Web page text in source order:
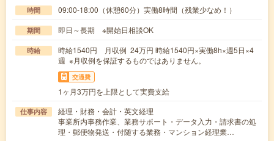
時間 09:00-18:00（休憩60分）実働8時間（残業少なめ！）
期間 即日～長期 ※開始日相談OK
時給
時給1540円 月収例 24万円 時給1540円×実働8h×週5日×4
週 ※月収例を保証するものではありません。
交通費
1ヶ月3万円を上限として実費支給
仕事内容
経理・財務・会計・英文経理
事業所内事務作業、業務サポート・データ入力・請求書の処
理・郵便物発送・付随する業務・マンション経理業…